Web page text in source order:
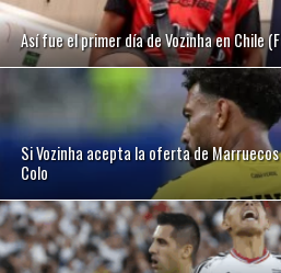
Así fue el primer día de Vozinha en Chile
Si Vozinha acepta la oferta de
Colo